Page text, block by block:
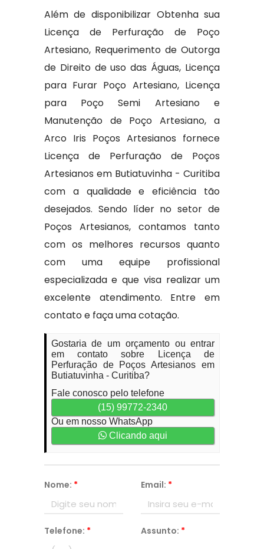
Além de disponibilizar Obtenha sua
Licença de Perfuração de Poço
Artesiano, Requerimento de Outorga
de Direito de uso das Águas, Licença
para Furar Poço Artesiano, Licença
para Poço Semi Artesiano e
Manutenção de Poço Artesiano, a
Arco Iris Poços Artesianos fornece
Licença de Perfuração de Poços
Artesianos em Butiatuvinha - Curitiba
com a qualidade e eficiência tão
desejados. Sendo líder no setor de
Poços Artesianos, contamos tanto
com os melhores recursos quanto
com uma equipe profissional
especializada e que visa realizar um
excelente atendimento. Entre em
contato e faça uma cotação.
Gostaria de um orçamento ou entrar
em contato sobre Licença de
Perfuração de Poços Artesianos em
Butiatuvinha - Curitiba?
Fale conosco pelo telefone
(15) 99772-2340
Ou em nosso WhatsApp
Clicando aqui
Nome: * Email: *
Telefone: * Assunto: *